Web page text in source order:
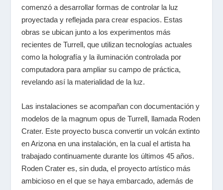
comenzó a desarrollar formas de controlar la luz
proyectada y reflejada para crear espacios. Estas
obras se ubican junto a los experimentos más
recientes de Turrell, que utilizan tecnologías actuales
como la holografía y la iluminación controlada por
computadora para ampliar su campo de práctica,
revelando así la materialidad de la luz.
Las instalaciones se acompañan con documentación y
modelos de la magnum opus de Turrell, llamada Roden
Crater. Este proyecto busca convertir un volcán extinto
en Arizona en una instalación, en la cual el artista ha
trabajado continuamente durante los últimos 45 años.
Roden Crater es, sin duda, el proyecto artístico más
ambicioso en el que se haya embarcado, además de